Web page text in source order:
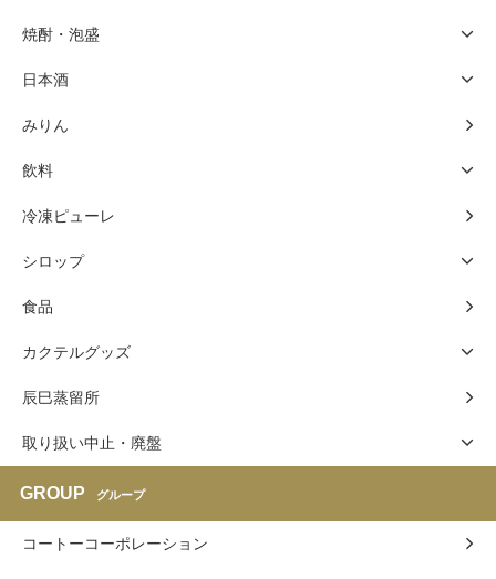
焼酎・泡盛
日本酒
みりん
飲料
冷凍ピューレ
シロップ
食品
カクテルグッズ
辰巳蒸留所
取り扱い中止・廃盤
GROUP グループ
コートーコーポレーション